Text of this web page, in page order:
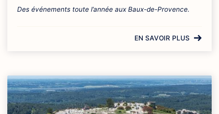
Des événements toute l’année aux Baux-de-Provence.
EN SAVOIR PLUS